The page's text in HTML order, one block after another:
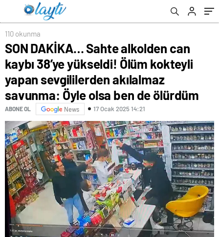
sevgililerden akılalmaz savunma: Öyle olsa
ben de ölürdüm
110 okunma
SON DAKİKA… Sahte alkolden can
kaybı 38’ye yükseldi! Ölüm kokteyli
yapan sevgililerden akılalmaz
savunma: Öyle olsa ben de ölürdüm
ABONE OL News 17 Ocak 2025 14:21